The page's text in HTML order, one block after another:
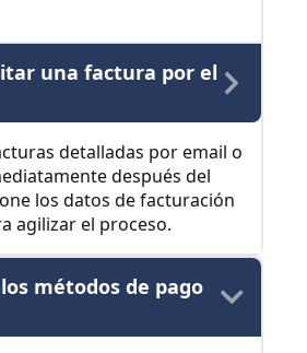
una factura por el
detalladas por email o
después del
los datos de facturación
agilizar el proceso.
métodos de pago